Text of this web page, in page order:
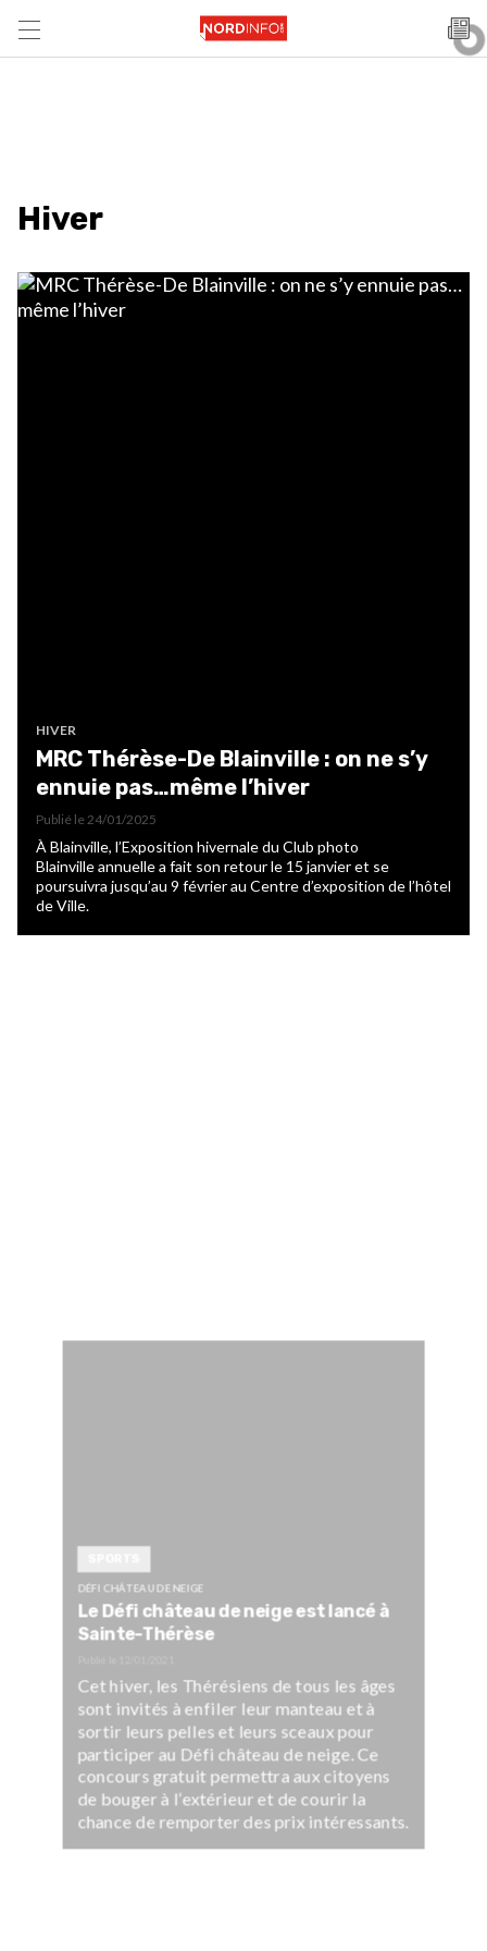
Hiver
HIVER
MRC Thérèse-De Blainville : on ne s’y
ennuie pas…même l’hiver
Publié le 24/01/2025
À Blainville, l’Exposition hivernale du Club photo
Blainville annuelle a fait son retour le 15 janvier et se
poursuivra jusqu’au 9 février au Centre d’exposition de l’hôtel
de Ville.
DÉFI CHÂTEAU DE NEIGE
Le Défi château de neige est lancé à
Sainte-Thérèse
Cet hiver, les Thérésiens de tous les âges
sont invités à enfiler leur manteau et à
sortir leurs pelles et leurs sceaux pour
participer au Défi château de neige. Ce
concours gratuit permettra aux citoyens
de bouger à l’extérieur et de courir la
chance de remporter des prix intéressants.